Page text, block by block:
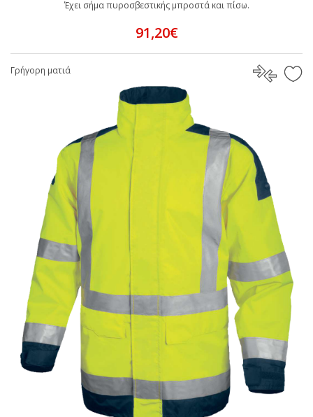
Έχει σήμα πυροσβεστικής μπροστά και πίσω.
91,20€
Γρήγορη ματιά